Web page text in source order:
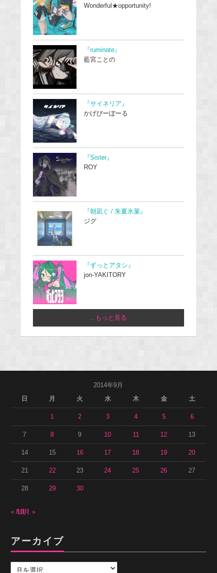
Wonderful★opportunity!
『ruminate』
藍宮ことの
『サイネリア』
かげぴーぼーる
『Sister』
ROY
『朝凪ぐ / 朱夏氷菓』
ジグ
『ずっとアタシ』
jon-YAKITORY
...もっと見る
2014年9月
日
月 火 水 木 金 土
1 2 3 4 5 6
7 8 9 10 11 12 13
14 15 16 17 18 19 20
21 22 23 24 25 26 27
28 29 30
« 8月
10月 »
アーカイブ